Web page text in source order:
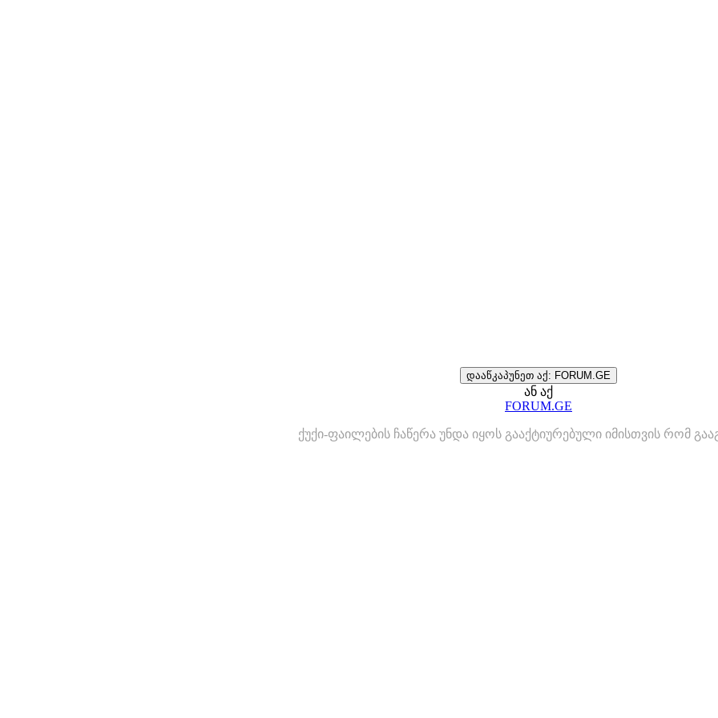
დააწკაპუნეთ აქ: FORUM.GE
ან აქ
FORUM.GE
ქუქი-ფაილების ჩაწერა უნდა იყოს გააქტიურებული იმისთვის რომ